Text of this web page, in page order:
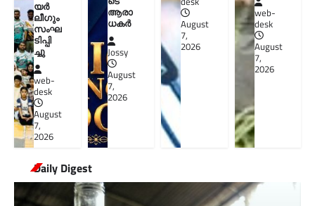
യർ
ലീഗും
സംഘ
ടിപ്പി
ച്ചു
web-
desk
August
7,
2026
ആരാ
ധകർ
Jossy
August
7,
2026
August
7,
2026
web-
desk
August
7,
2026
Daily Digest